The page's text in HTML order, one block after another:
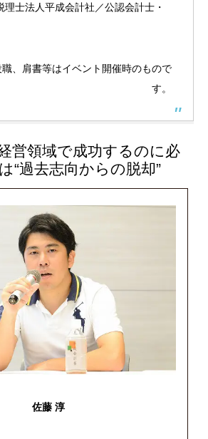
理士法人平成会計社／公認会計士・
、肩書等はイベント開催時のもので
す。
営領域で成功するのに必
“過去志向からの脱却”
佐藤 淳